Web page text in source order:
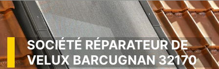
SOCIÉTÉ RÉPARATEUR DE
VELUX BARCUGNAN 32170